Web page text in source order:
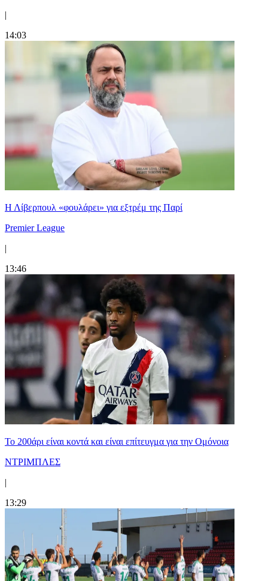
|
14:03
Η Λίβερπουλ «φουλάρει» για εξτρέμ της Παρί
Premier League
|
13:46
Το 200άρι είναι κοντά και είναι επίτευγμα για την Ομόνοια
ΝΤΡΙΜΠΛΕΣ
|
13:29